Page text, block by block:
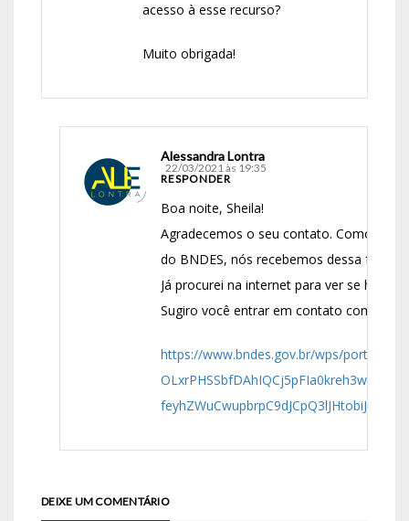
acesso à esse recurso?
Muito obrigada!
Alessandra Lontra
22/03/2021 às 19:35
RESPONDER
Boa noite, Sheila!
Agradecemos o seu contato. Como nós
do BNDES, nós recebemos dessa
Já procurei na internet para ver se havia
Sugiro você entrar em contato com o
https://www.bndes.gov.br/wps/portal/
DEIXE UM COMENTÁRIO